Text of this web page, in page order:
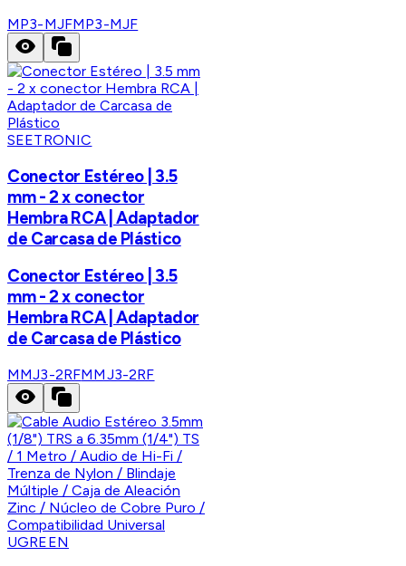
MP3-MJFMP3-MJF
SEETRONIC
Conector Estéreo | 3.5
mm - 2 x conector
Hembra RCA | Adaptador
de Carcasa de Plástico
Conector Estéreo | 3.5
mm - 2 x conector
Hembra RCA | Adaptador
de Carcasa de Plástico
MMJ3-2RFMMJ3-2RF
UGREEN